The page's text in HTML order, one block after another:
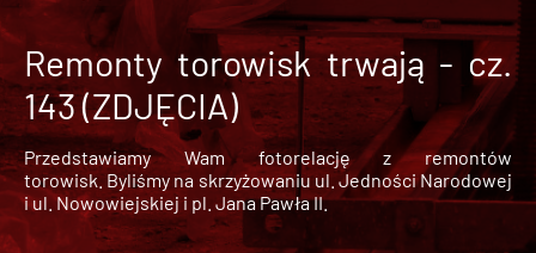
Remonty torowisk trwają - cz.
143 (ZDJĘCIA)
Przedstawiamy Wam fotorelację z remontów
torowisk. Byliśmy na skrzyżowaniu ul. Jedności Narodowej
i ul. Nowowiejskiej i pl. Jana Pawła II.